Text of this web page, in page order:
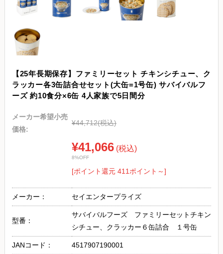
【25年長期保存】ファミリーセット チキンシチュー、ク
ラッカー各3缶詰合せセット(大缶=1号缶) サバイバルフ
ーズ 約10食分×6缶 4人家族で5日間分
メーカー希望小売
価格:
¥44,712(税込)
¥41,066 (税込)
8%OFF
[ポイント還元 411ポイント～]
メーカー： セイエンタープライズ
型番：
サバイバルフーズ ファミリーセットチキン
シチュー、クラッカー６缶詰合 １号缶
JANコード： 4517907190001